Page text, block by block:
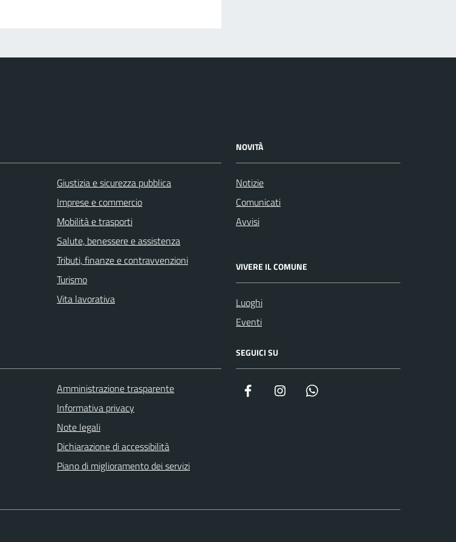
Giustizia e sicurezza pubblica
Imprese e commercio
Mobilità e trasporti
Salute, benessere e assistenza
Tributi, finanze e contravvenzioni
Turismo
Vita lavorativa
NOVITÀ
Notizie
Comunicati
Avvisi
VIVERE IL COMUNE
Luoghi
Eventi
Amministrazione trasparente
Informativa privacy
Note legali
Dichiarazione di accessibilità
Piano di miglioramento dei servizi
SEGUICI SU
Facebook Instagram